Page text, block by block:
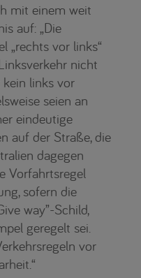
mit einem weit
auf: „Die
„rechts vor links“
nicht
links vor
seien an
eindeutige
auf der Straße, die
dagegen
Vorfahrtsregel
sofern die
way”-Schild,
geregelt sei.
vor